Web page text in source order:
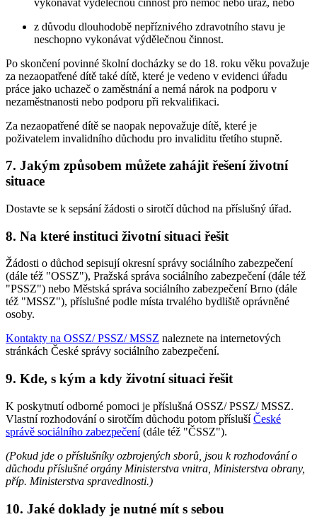
z důvodu dlouhodobě nepříznivého zdravotního stavu je
neschopno vykonávat výdělečnou činnost.
Po skončení povinné školní docházky se do 18. roku věku považuje
za nezaopatřené dítě také dítě, které je vedeno v evidenci úřadu
práce jako uchazeč o zaměstnání a nemá nárok na podporu v
nezaměstnanosti nebo podporu při rekvalifikaci.
Za nezaopatřené dítě se naopak nepovažuje dítě, které je
poživatelem invalidního důchodu pro invaliditu třetího stupně.
7. Jakým způsobem můžete zahájit řešení životní
situace
Dostavte se k sepsání žádosti o sirotčí důchod na příslušný úřad.
8. Na které instituci životní situaci řešit
Žádosti o důchod sepisují okresní správy sociálního zabezpečení
(dále též "OSSZ"), Pražská správa sociálního zabezpečení (dále též
"PSSZ") nebo Městská správa sociálního zabezpečení Brno (dále
též "MSSZ"), příslušné podle místa trvalého bydliště oprávněné
osoby.
Kontakty na OSSZ/ PSSZ/ MSSZ naleznete na internetových
stránkách České správy sociálního zabezpečení.
9. Kde, s kým a kdy životní situaci řešit
K poskytnutí odborné pomoci je příslušná OSSZ/ PSSZ/ MSSZ.
Vlastní rozhodování o sirotčím důchodu potom příslušíČeské
správě sociálního zabezpečení(dále též "ČSSZ").
(Pokud jde o příslušníky ozbrojených sborů, jsou k rozhodování o
důchodu příslušné orgány Ministerstva vnitra, Ministerstva obrany,
příp. Ministerstva spravedlnosti.)
10. Jaké doklady je nutné mít s sebou